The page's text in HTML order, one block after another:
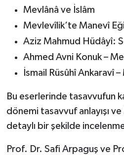
Mevlânâ ve İslâm
Mevlevîlik’te Manevî
Aziz Mahmud Hüdâyî:
Ahmed Avni Konuk –
İsmail Rüsûhî Ankaravî
Bu eserlerinde tasavvufun
dönemi tasavvuf anlayışı
detaylı bir şekilde
Prof. Dr. Safi Arpaguş ve